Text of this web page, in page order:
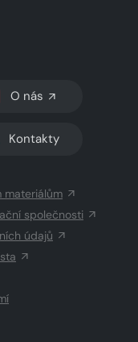
SVĚTLÝ/TMAVÝ REŽIM
O nás
Kontakty
materiálům
společnosti
údajů